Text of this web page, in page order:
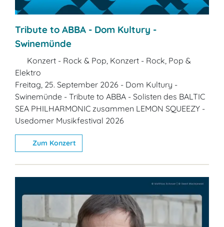
Tribute to ABBA - Dom Kultury -
Swinemünde
Konzert - Rock & Pop, Konzert - Rock, Pop &
Elektro
Freitag, 25. September 2026 - Dom Kultury -
Swinemünde - Tribute to ABBA - Solisten des BALTIC
SEA PHILHARMONIC zusammen LEMON SQUEEZY -
Usedomer Musikfestival 2026
Zum Konzert